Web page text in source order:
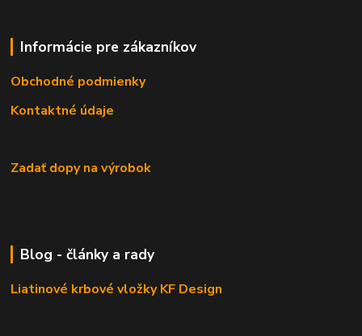
Informácie pre zákazníkov
Obchodné podmienky
Kontaktné údaje
Zadať dopy na výrobok
Blog - články a rady
Liatinové krbové vložky KF Design